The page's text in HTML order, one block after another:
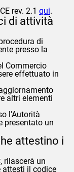
rev. 2.1 qui.
di attività
di
presso la
Commercio
effettuato in
altri elementi
l'Autorità
presentato un
attestino i
rilascerà un
il codice